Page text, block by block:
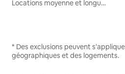
Locations moyenne et longue durée
* Des exclusions peuvent
géographiques et des logements.